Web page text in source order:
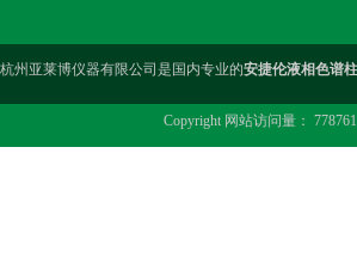
杭州亚莱博仪器有限公司是国内专业的安捷伦液相色谱柱
Copyright 网站访问量： 778761